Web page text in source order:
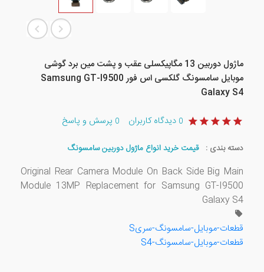
ماژول دوربین 13 مگاپیکسلی عقب و پشت مین برد گوشی
موبایل سامسونگ گلکسی اس فور Samsung GT-I9500
Galaxy S4
0 دیدگاه کاربران 0 پرسش و پاسخ
دسته بندی : قیمت خرید انواع ماژول دوربین سامسونگ
Original Rear Camera Module On Back Side Big Main
Module 13MP Replacement for Samsung GT-I9500
Galaxy S4
قطعات-موبایل-سامسونگ-سریS
قطعات-موبایل-سامسونگ-S4